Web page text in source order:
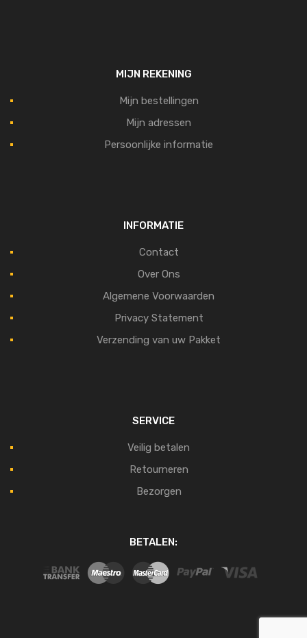
MIJN REKENING
Mijn bestellingen
Mijn adressen
Persoonlijke informatie
INFORMATIE
Contact
Over Ons
Algemene Voorwaarden
Privacy Statement
Verzending van uw Pakket
SERVICE
Veilig betalen
Retourneren
Bezorgen
BETALEN: